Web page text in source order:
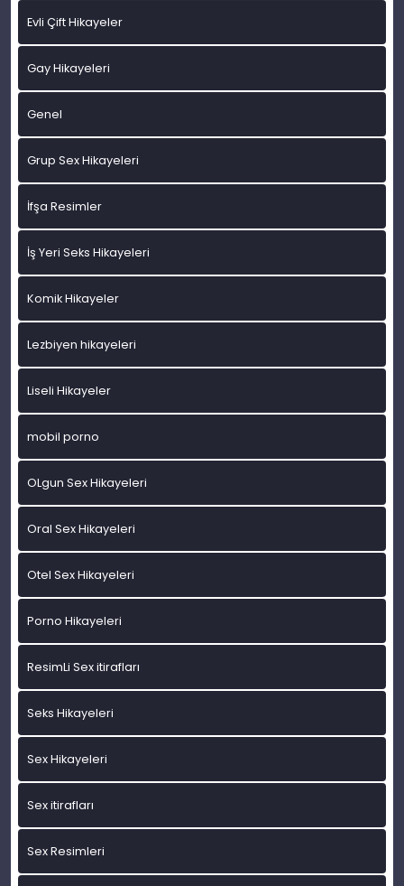
Evli Çift Hikayeler
Gay Hikayeleri
Genel
Grup Sex Hikayeleri
İfşa Resimler
İş Yeri Seks Hikayeleri
Komik Hikayeler
Lezbiyen hikayeleri
Liseli Hikayeler
mobil porno
OLgun Sex Hikayeleri
Oral Sex Hikayeleri
Otel Sex Hikayeleri
Porno Hikayeleri
ResimLi Sex itirafları
Seks Hikayeleri
Sex Hikayeleri
Sex itirafları
Sex Resimleri